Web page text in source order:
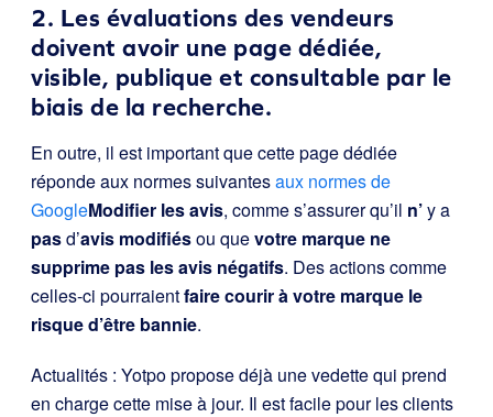
2. Les évaluations des vendeurs
doivent avoir une page dédiée,
visible, publique et consultable par le
biais de la recherche.
En outre, il est important que cette page dédiée
réponde aux normes suivantesaux normes de
GoogleModifier les avis, comme s’assurer qu’il n’y a
pasd’avis modifiésou quevotre marque ne
supprime pas les avis négatifs. Des actions comme
celles-ci pourraientfaire courir à votre marque le
risque d’être bannie.
Actualités : Yotpo propose déjà une vedette qui prend
en charge cette mise à jour. Il est facile pour les clients